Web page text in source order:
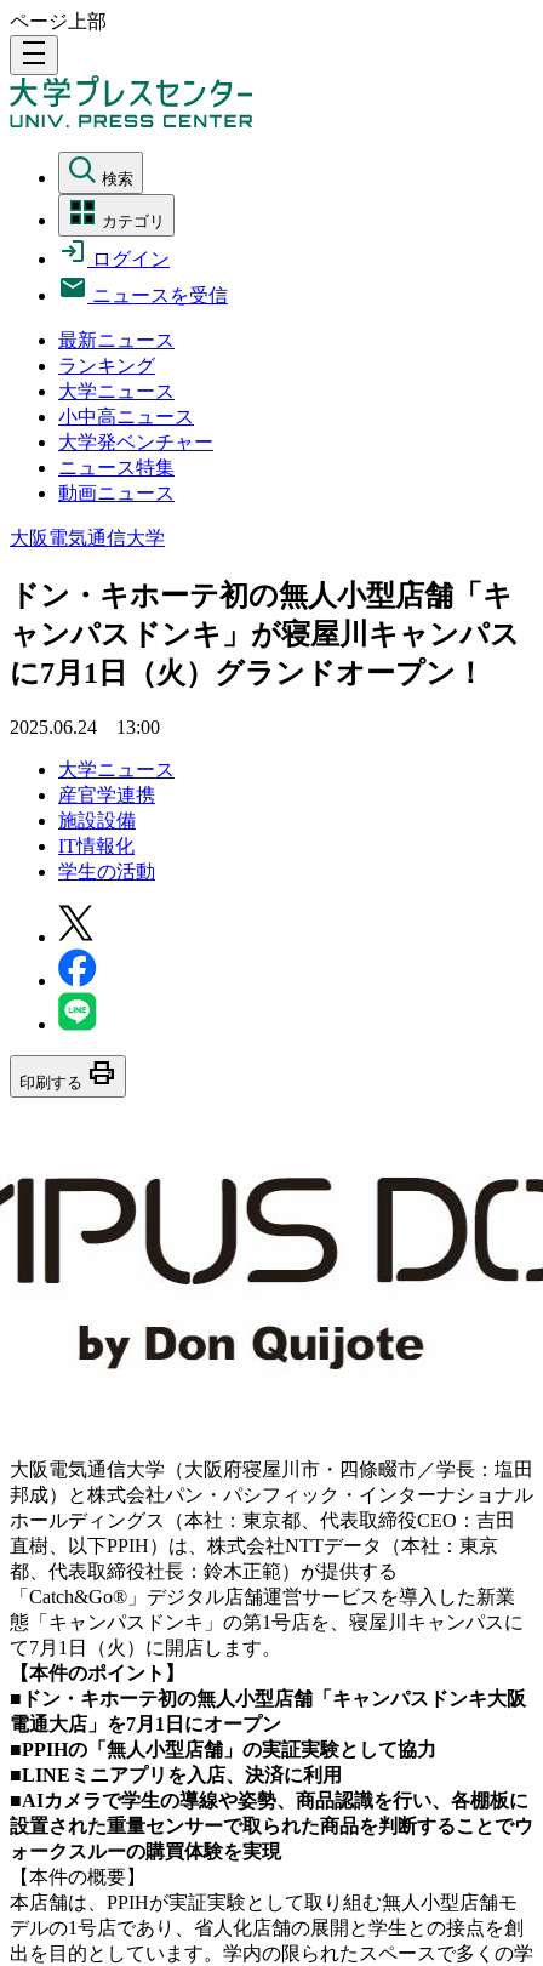
ページ上部
density_medium
検索
カテゴリ
ログイン
ニュースを受信
最新ニュース
ランキング
大学ニュース
小中高ニュース
大学発ベンチャー
ニュース特集
動画ニュース
大阪電気通信大学
ドン・キホーテ初の無人小型店舗「キ
ャンパスドンキ」が寝屋川キャンパス
に7月1日（火）グランドオープン！
2025.06.24 13:00
大学ニュース
産官学連携
施設設備
IT情報化
学生の活動
印刷する print
大阪電気通信大学（大阪府寝屋川市・四條畷市／学長：塩田
邦成）と株式会社パン・パシフィック・インターナショナル
ホールディングス（本社：東京都、代表取締役CEO：吉田
直樹、以下PPIH）は、株式会社NTTデータ（本社：東京
都、代表取締役社長：鈴木正範）が提供する
「Catch&Go®」デジタル店舗運営サービスを導入した新業
態「キャンパスドンキ」の第1号店を、寝屋川キャンパスに
て7月1日（火）に開店します。
【本件のポイント】
■ドン・キホーテ初の無人小型店舗「キャンパスドンキ大阪
電通大店」を7月1日にオープン
■PPIHの「無人小型店舗」の実証実験として協力
■LINEミニアプリを入店、決済に利用
■AIカメラで学生の導線や姿勢、商品認識を行い、各棚板に
設置された重量センサーで取られた商品を判断することでウ
ォークスルーの購買体験を実現
【本件の概要】
本店舗は、PPIHが実証実験として取り組む無人小型店舗モ
デルの1号店であり、省人化店舗の展開と学生との接点を創
出を目的としています。学内の限られたスペースで多くの学